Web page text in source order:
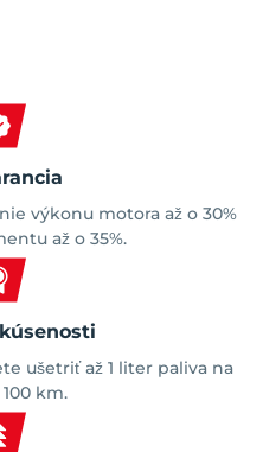
výkonu motora až o 30%
až o 35%.
ušetriť až 1 liter paliva na
km.